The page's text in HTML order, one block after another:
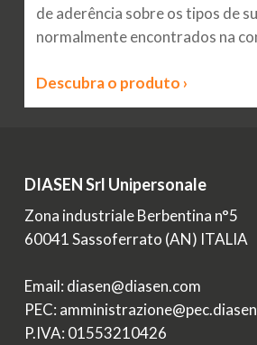
de aderência sobre os tipos de
normalmente encontrados na
Descubra o produto ›
DIASEN Srl Unipersonale
Zona industriale Berbentina n°5
60041 Sassoferrato (AN) ITALIA
Email: diasen@diasen.com
PEC:
P.IVA: 01553210426